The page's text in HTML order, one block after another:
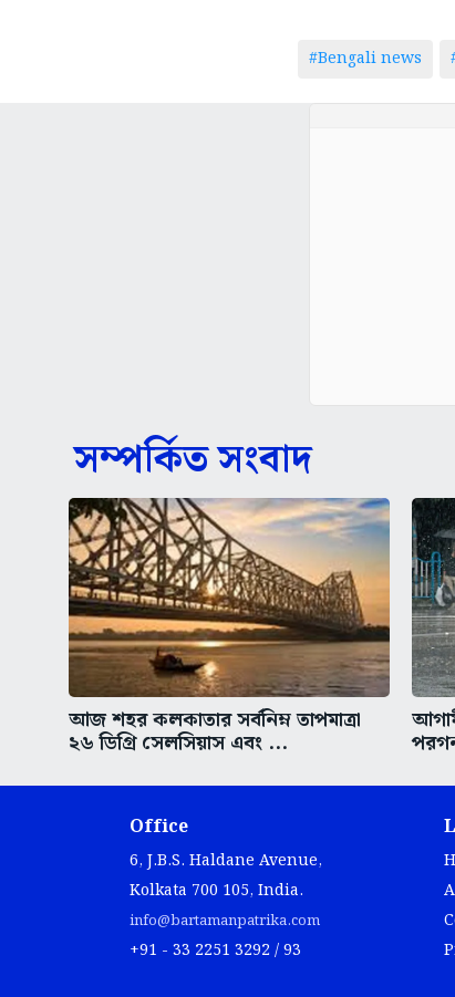
#Bengali news
সম্পর্কিত সংবাদ
আজ শহর কলকাতার সর্বনিম্ন তাপমাত্রা
২৬ ডিগ্রি সেলসিয়াস এবং ...
Office
6, J.B.S. Haldane Avenue,
Kolkata 700 105, India.
info@bartamanpatrika.com
+91 - 33 2251 3292 / 93